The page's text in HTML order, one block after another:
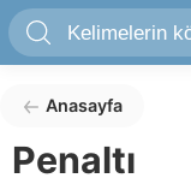
Anasayfa
Penaltı